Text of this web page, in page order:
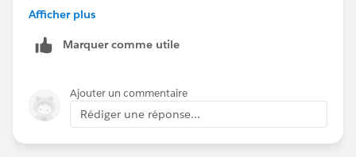
        }
    public void processSelected() {
for(wraptask wraptaskObj :
if(wraptaskObj.selected ==
            }
when enabled the checkbox then those records
account as child records. ( i have lookup relation in
account )
can you help me on this
Afficher plus
Marquer comme utile
Ajouter un commentaire
Rédiger une réponse...